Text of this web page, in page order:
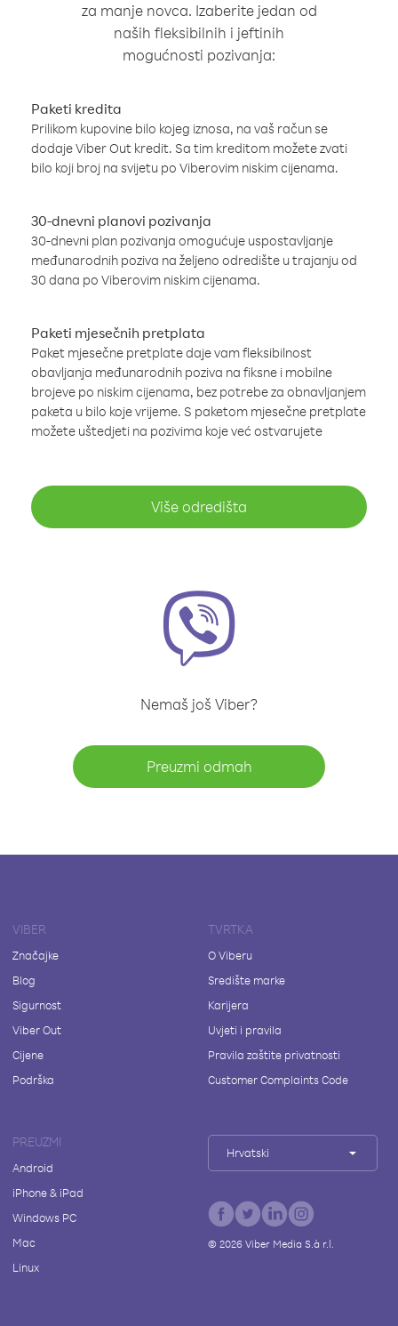
za manje novca. Izaberite jedan od
naših fleksibilnih i jeftinih
mogućnosti pozivanja:
Paketi kredita
Prilikom kupovine bilo kojeg iznosa, na vaš račun se
dodaje Viber Out kredit. Sa tim kreditom možete zvati
bilo koji broj na svijetu po Viberovim niskim cijenama.
30-dnevni planovi pozivanja
30-dnevni plan pozivanja omogućuje uspostavljanje
međunarodnih poziva na željeno odredište u trajanju od
30 dana po Viberovim niskim cijenama.
Paketi mjesečnih pretplata
Paket mjesečne pretplate daje vam fleksibilnost
obavljanja međunarodnih poziva na fiksne i mobilne
brojeve po niskim cijenama, bez potrebe za obnavljanjem
paketa u bilo koje vrijeme. S paketom mjesečne pretplate
možete uštedjeti na pozivima koje već ostvarujete
Više odredišta
Nemaš još Viber?
Preuzmi odmah
VIBER
Značajke
Blog
Sigurnost
Viber Out
Cijene
Podrška
TVRTKA
O Viberu
Središte marke
Karijera
Uvjeti i pravila
Pravila zaštite privatnosti
Customer Complaints Code
PREUZMI
Android
iPhone & iPad
Windows PC
Mac
Linux
Hrvatski
© 2026Viber Media S.à r.l.